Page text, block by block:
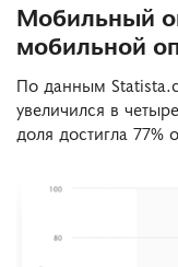
Мобильный
мобильной
По данным
увеличился в
доля достигла 77%